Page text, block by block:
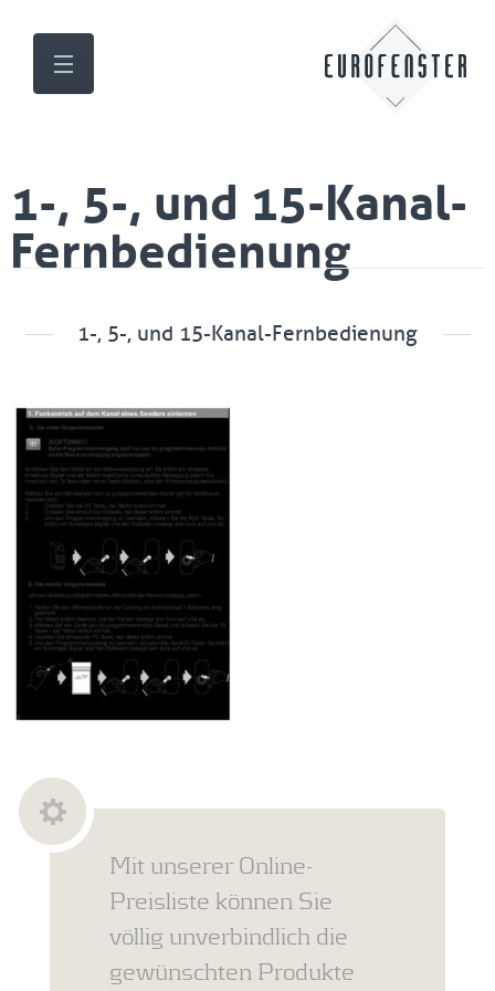
1-, 5-, und 15-Kanal-
Fernbedienung
1-, 5-, und 15-Kanal-Fernbedienung
Mit unserer Online-
Preisliste können Sie
völlig unverbindlich die
gewünschten Produkte